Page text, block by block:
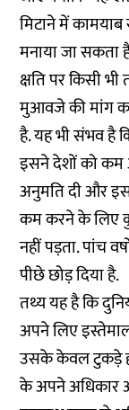
मिटाने में
मनाया जा सकता
क्षति पर किसी
मुआवजे की मांग
है. यह भी संभव है
इसने देशों को कम
अनुमति दी और
कम करने के लिए
नहीं पड़ता. पांच
पीछे छोड़ दिया है.
तथ्य यह है कि
अपने लिए
उसके केवल टुकड़े
के अपने अधिकार